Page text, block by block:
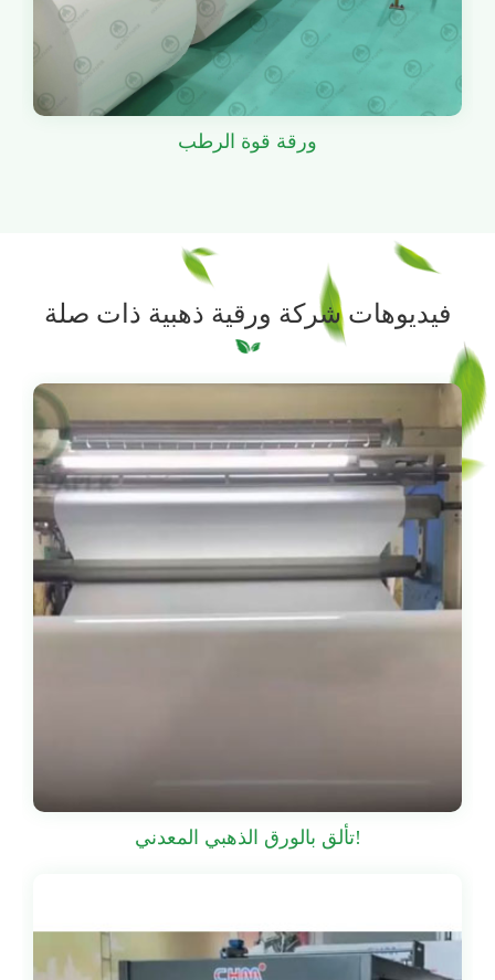
ورقة قوة الرطب
فيديوهات شركة ورقية ذهبية ذات صلة
تألق بالورق الذهبي المعدني!